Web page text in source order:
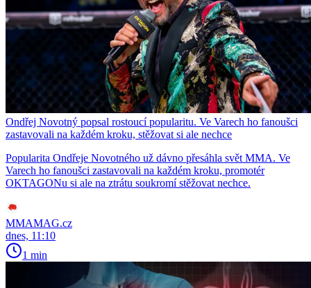
Ondřej Novotný popsal rostoucí popularitu. Ve Varech ho fanoušci
zastavovali na každém kroku, stěžovat si ale nechce
Popularita Ondřeje Novotného už dávno přesáhla svět MMA. Ve
Varech ho fanoušci zastavovali na každém kroku, promotér
OKTAGONu si ale na ztrátu soukromí stěžovat nechce.
MMAMAG.cz
dnes, 11:10
1 min